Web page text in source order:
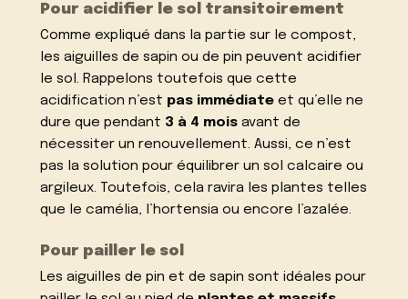
Pour acidifier le sol transitoirement
Comme expliqué dans la partie sur le compost,
les aiguilles de sapin ou de pin peuvent acidifier
le sol. Rappelons toutefois que cette
acidification n’est pas immédiate et qu’elle ne
dure que pendant 3 à 4 mois avant de
nécessiter un renouvellement. Aussi, ce n’est
pas la solution pour équilibrer un sol calcaire ou
argileux. Toutefois, cela ravira les plantes telles
que le camélia, l’hortensia ou encore l’azalée.
Pour pailler le sol
Les aiguilles de pin et de sapin sont idéales pour